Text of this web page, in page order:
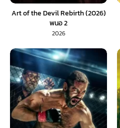
Art of the Devil Rebirth (2026)
พนอ 2
2026